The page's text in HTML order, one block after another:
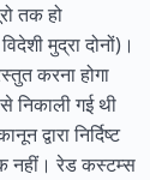
तक हो
मुद्रा दोनों)।
करना होगा
निकाली गई थी
द्वारा निर्दिष्ट
नहीं। रेड कस्टम्स